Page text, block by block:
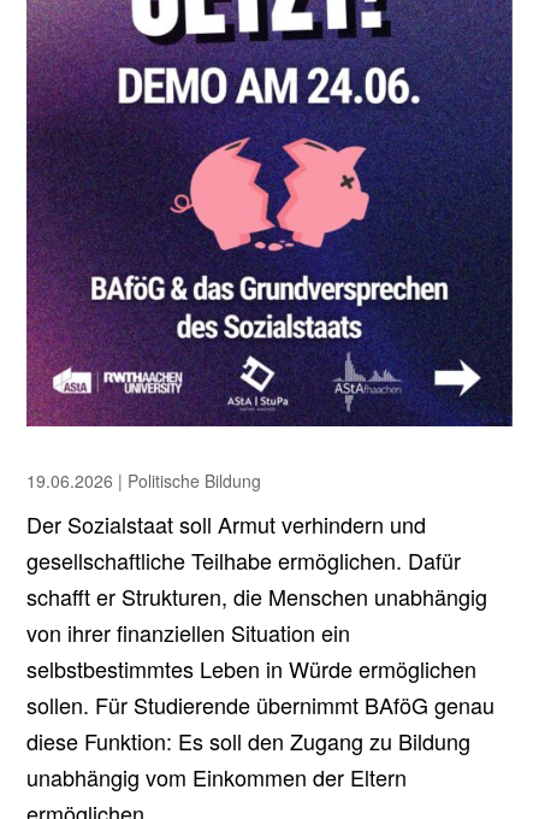
19.06.2026 | Politische Bildung
Der Sozialstaat soll Armut verhindern und
gesellschaftliche Teilhabe ermöglichen. Dafür
schafft er Strukturen, die Menschen unabhängig
von ihrer finanziellen Situation ein
selbstbestimmtes Leben in Würde ermöglichen
sollen. Für Studierende übernimmt BAföG genau
diese Funktion: Es soll den Zugang zu Bildung
unabhängig vom Einkommen der Eltern